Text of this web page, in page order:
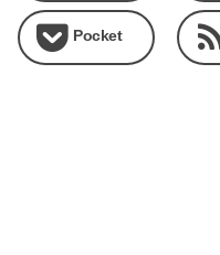
Pocket